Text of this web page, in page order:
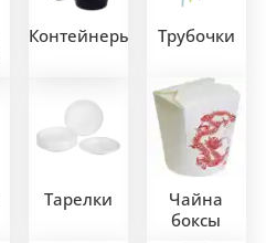
Контейнеры Трубочки
Тарелки
Чайна
боксы